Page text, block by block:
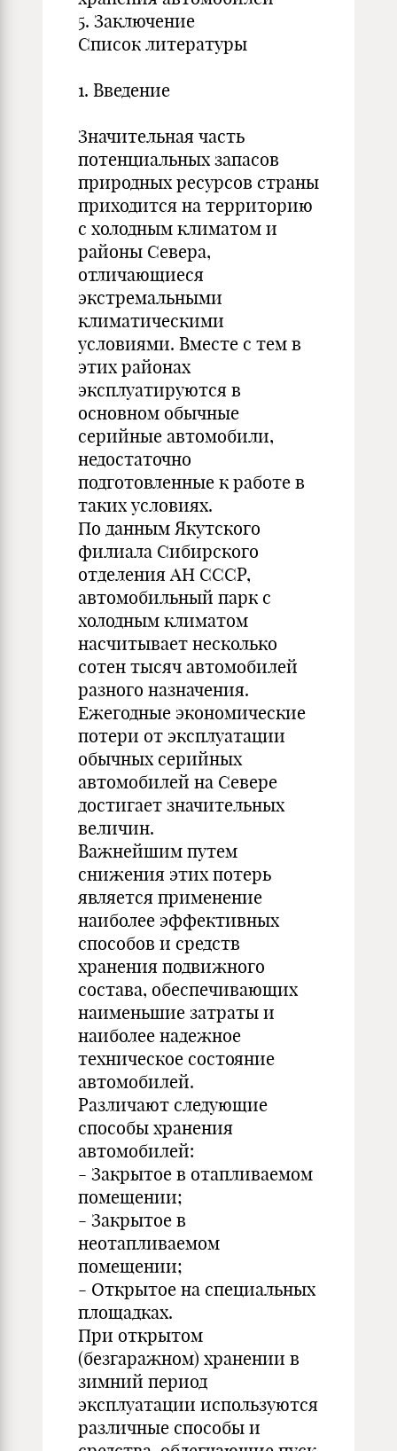
5. Заключение
Список литературы
1. Введение
Значительная часть
потенциальных запасов
природных ресурсов страны
приходится на территорию
с холодным климатом и
районы Севера,
отличающиеся
экстремальными
климатическими
условиями. Вместе с тем в
этих районах
эксплуатируются в
основном обычные
серийные автомобили,
недостаточно
подготовленные к работе в
таких условиях.
По данным Якутского
филиала Сибирского
отделения АН СССР,
автомобильный парк с
холодным климатом
насчитывает несколько
сотен тысяч автомобилей
разного назначения.
Ежегодные экономические
потери от эксплуатации
обычных серийных
автомобилей на Севере
достигает значительных
величин.
Важнейшим путем
снижения этих потерь
является применение
наиболее эффективных
способов и средств
хранения подвижного
состава, обеспечивающих
наименьшие затраты и
наиболее надежное
техническое состояние
автомобилей.
Различают следующие
способы хранения
автомобилей:
- Закрытое в отапливаемом
помещении;
- Закрытое в
неотапливаемом
помещении;
- Открытое на специальных
площадках.
При открытом
(безгаражном) хранении в
зимний период
эксплуатации используются
различные способы и